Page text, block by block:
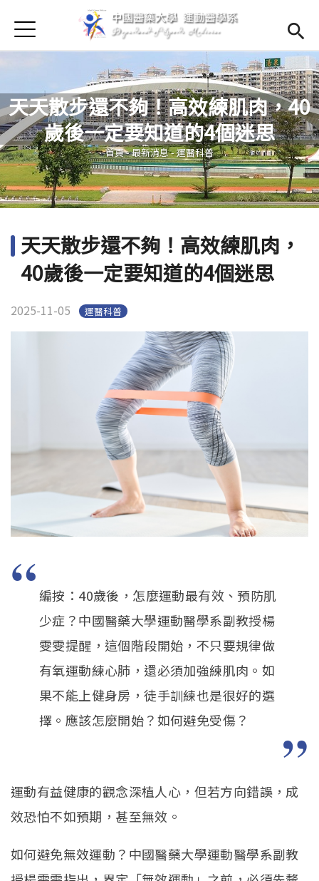
首頁
首頁
Open
最新消息
Open submenu (學系簡介)
學系簡介
Open submenu (師資陣容)
師資陣容
Open submenu (課程資訊)
課程資訊
Open submenu (學生專區)
學生專區
Open submenu (系友專區)
系友專區
Jump to Navigation
Jump to Main content
天天散步還不夠！高效練肌肉，40
歲後一定要知道的4個迷思
您在這裡
首頁-最新消息-運醫科普
天天散步還不夠！高效練肌肉，
40歲後一定要知道的4個迷思
2025-11-05 運醫科普
編按：40歲後，怎麼運動最有效、預防肌
少症？中國醫藥大學運動醫學系副教授楊
雯雯提醒，這個階段開始，不只要規律做
有氧運動練心肺，還必須加強練肌肉。如
果不能上健身房，徒手訓練也是很好的選
擇。應該怎麼開始？如何避免受傷？
運動有益健康的觀念深植人心，但若方向錯誤，成
效恐怕不如預期，甚至無效。
如何避免無效運動？中國醫藥大學運動醫學系副教